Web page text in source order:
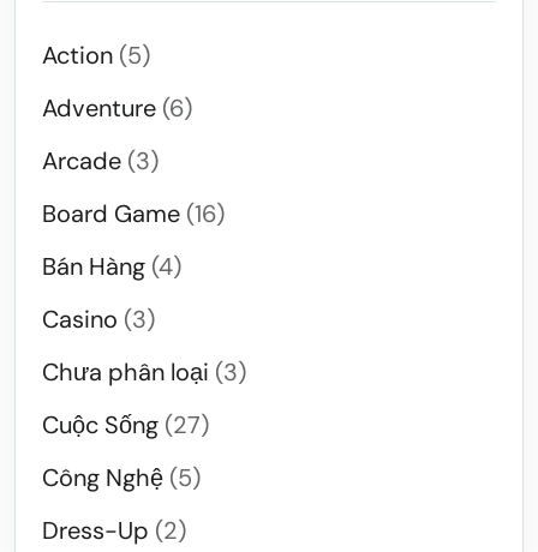
Action (5)
Adventure (6)
Arcade (3)
Board Game (16)
Bán Hàng (4)
Casino (3)
Chưa phân loại (3)
Cuộc Sống (27)
Công Nghệ (5)
Dress-Up (2)